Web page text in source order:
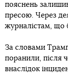
пояснень
пресою. Через
журналістам, що
За словами
поранили, після
внаслідок